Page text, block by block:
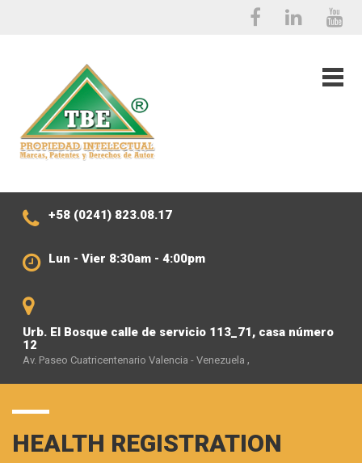
+58 (0241) 823.08.17
Lun - Vier 8:30am - 4:00pm
Urb. El Bosque calle de servicio 113_71, casa número
12
Av. Paseo Cuatricentenario Valencia - Venezuela ,
HEALTH REGISTRATION